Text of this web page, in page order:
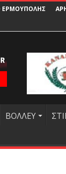
ΕΡΜΟΥΠΟΛΗΣ
ΒΟΛΛΕΥ